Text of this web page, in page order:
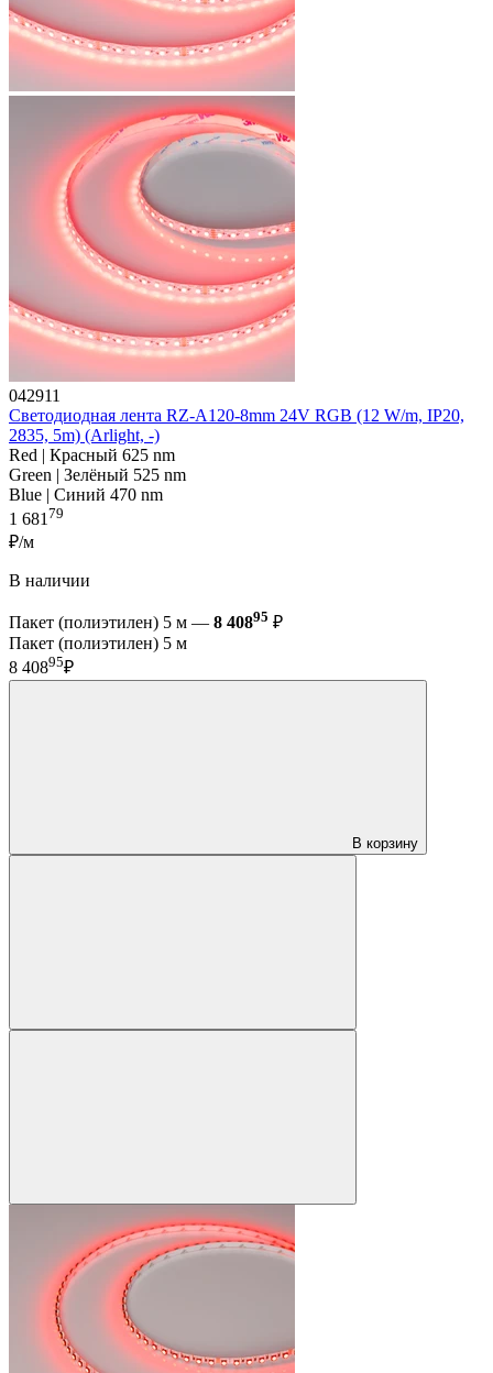
042911
Светодиодная лента RZ-A120-8mm 24V RGB (12 W/m, IP20,
2835, 5m) (Arlight, -)
Red | Красный 625 nm
Green | Зелёный 525 nm
Blue | Синий 470 nm
1 681 79
₽/м
В наличии
Пакет (полиэтилен) 5 м — 8 40895 ₽
Пакет (полиэтилен) 5 м
8 40895₽
В корзину